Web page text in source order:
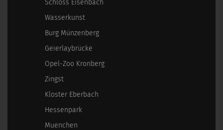
Schloss Eisenbach
Wasserkunst
Burg Münzenberg
Geierlaybrücke
Opel-Zoo Kronberg
Zingst
Kloster Eberbach
Hessenpark
Muenchen